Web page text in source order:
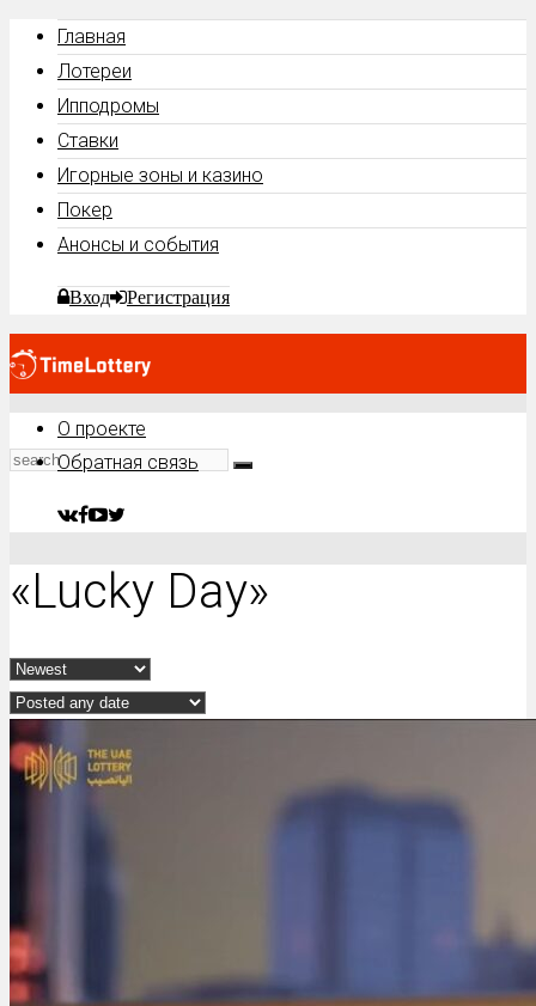
Главная
Лотереи
Ипподромы
Ставки
Игорные зоны и казино
Покер
Анонсы и события
Вход Регистрация
О проекте
Обратная связь
«Lucky Day»